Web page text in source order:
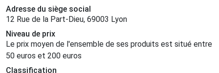
Adresse du siège social
12 Rue de la Part-Dieu, 69003 Lyon
Niveau de prix
Le prix moyen de l'ensemble de ses produits est situé entre
50 euros et 200 euros
Classification